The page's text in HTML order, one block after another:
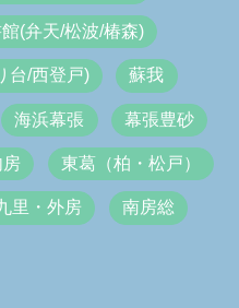
(弁天/松波/椿森)
台/西登戸) 蘇我
海浜幕張 幕張豊砂
房 東葛（柏・松戸）
里・外房 南房総